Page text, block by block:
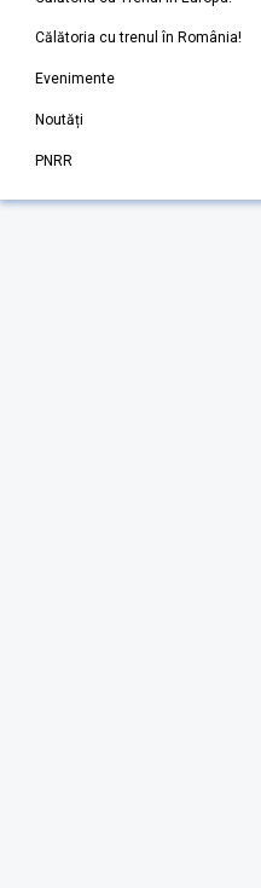
Călătoria cu trenul în România!
Evenimente
Noutăți
PNRR